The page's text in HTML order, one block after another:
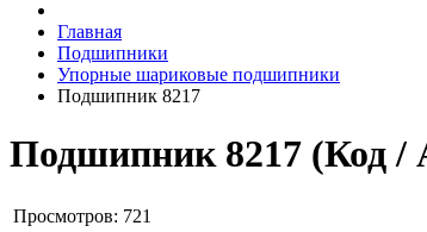
Фрязино, Антал+, плюс, Свердловский,
техника, сварочные аппараты, NIS, NSK,
NTN, SKF, купить, заказать
Главная
Подшипники
Упорные шариковые подшипники
Подшипник 8217
Подшипник 8217 (Код /
Просмотров: 721